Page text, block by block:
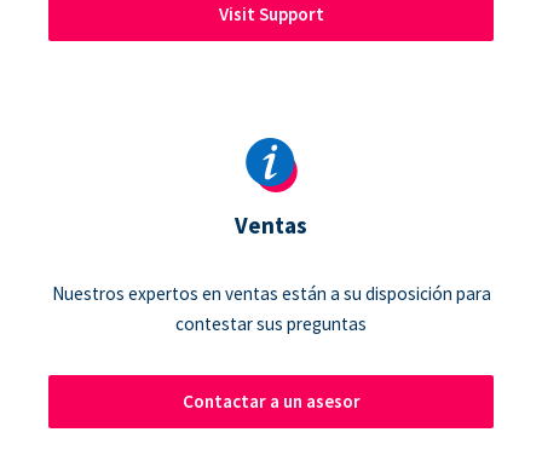
Visit Support
Ventas
Nuestros expertos en ventas están a su disposición para
contestar sus preguntas
Contactar a un asesor